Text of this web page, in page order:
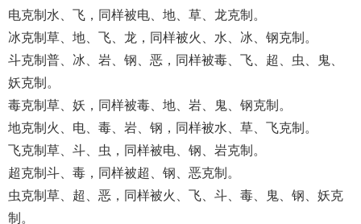
电克制水、飞，同样被电、地、草、龙克制。
冰克制草、地、飞、龙，同样被火、水、冰、钢克制。
斗克制普、冰、岩、钢、恶，同样被毒、飞、超、虫、鬼、
妖克制。
毒克制草、妖，同样被毒、地、岩、鬼、钢克制。
地克制火、电、毒、岩、钢，同样被水、草、飞克制。
飞克制草、斗、虫，同样被电、钢、岩克制。
超克制斗、毒，同样被超、钢、恶克制。
虫克制草、超、恶，同样被火、飞、斗、毒、鬼、钢、妖克
制。